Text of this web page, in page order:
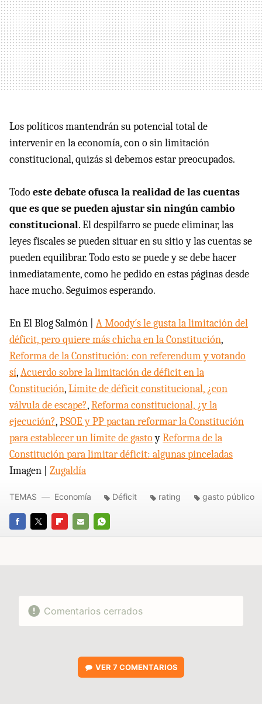
Los políticos mantendrán su potencial total de
intervenir en la economía, con o sin limitación
constitucional, quizás si debemos estar preocupados.
Todoeste debate ofusca la realidad de las cuentas
que es que se pueden ajustar sin ningún cambio
constitucional. El despilfarro se puede eliminar, las
leyes fiscales se pueden situar en su sitio y las cuentas se
pueden equilibrar. Todo esto se puede y se debe hacer
inmediatamente, como he pedido en estas páginas desde
hace mucho. Seguimos esperando.
En El Blog Salmón | A Moody´s le gusta la limitación del
déficit, pero quiere más chicha en la Constitución,
Reforma de la Constitución: con referendum y votando
sí,Acuerdo sobre la limitación de déficit en la
Constitución,Límite de déficit constitucional, ¿con
válvula de escape?,Reforma constitucional, ¿y la
ejecución?,PSOEy PP pactan reformar la Constitución
para establecer un límite de gastoyReforma de la
Constitución para limitar déficit: algunas pinceladas
Imagen | Zugaldía
FACEBOOK
TWITTERFLIPBOARD
E-
WHATSAPP
TEMAS Economía Déficit rating gasto público
Comentarios cerrados
VER7 COMENTARIOS